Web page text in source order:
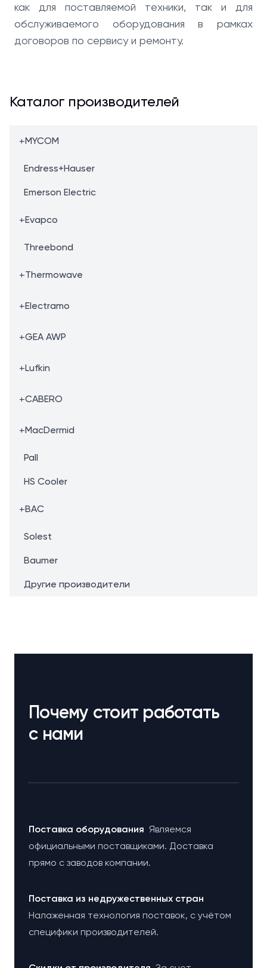
как для поставляемой техники, так и для
обслуживаемого оборудования в рамках
договоров по сервису и ремонту.
Каталог производителей
+MYCOM
Endress+Hauser
Emerson Electric
+Evapco
Threebond
+Thermowave
+Electramo
+GEA AWP
+Lufkin
+CABERO
+MacDermid
Pall
HS Cooler
+BAC
Solest
Baumer
Другие производители
Почему стоит работать
с нами
Поставка оборудования Являемся
официальными поставщиками. Доставка
прямо с заводов компании.
Поставка из недружественных стран
Налаженная технология поставок, с учётом
специфики производителей.